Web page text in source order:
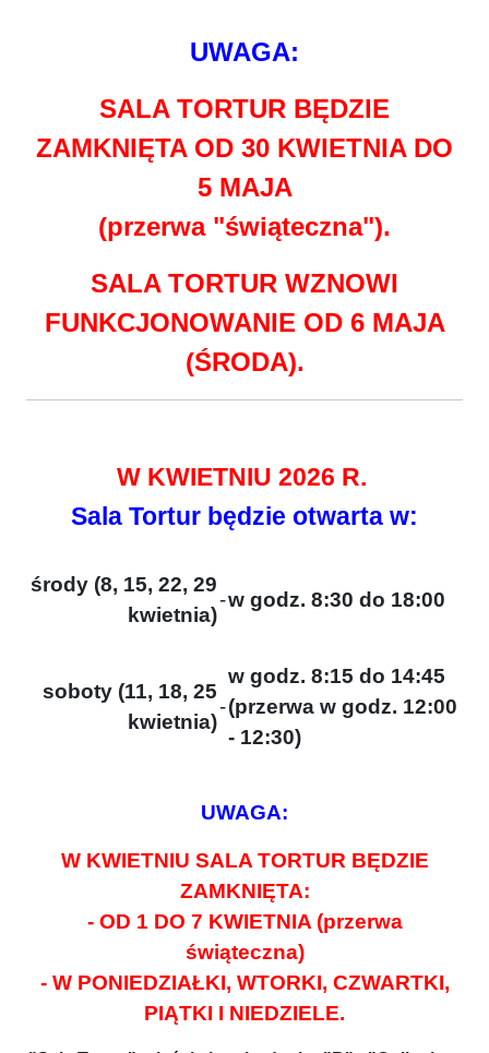
UWAGA:
SALA TORTUR BĘDZIE
ZAMKNIĘTA OD 30 KWIETNIA DO
5 MAJA
(przerwa "świąteczna").
SALA TORTUR WZNOWI
FUNKCJONOWANIE OD 6 MAJA
(ŚRODA).
W KWIETNIU 2026 R.
Sala Tortur będzie otwarta w:
środy (8, 15, 22, 29
kwietnia)
-w godz. 8:30 do 18:00
soboty (11, 18, 25
kwietnia)
-
w godz. 8:15 do 14:45
(przerwa w godz. 12:00
- 12:30)
UWAGA:
W KWIETNIU SALA TORTUR BĘDZIE
ZAMKNIĘTA:
- OD 1 DO 7 KWIETNIA (przerwa
świąteczna)
- W PONIEDZIAŁKI, WTORKI, CZWARTKI,
PIĄTKI I NIEDZIELE.